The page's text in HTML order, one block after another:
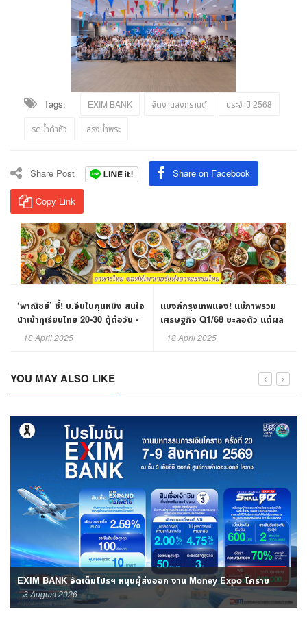
Tags: EXIM BANK จัดงานสงกรานต์ ประจำปี 2568
รดน้ำดำหัว สรงน้ำพระ
Share Post Share on Facebook
Copy Link
‘พาณิชย์’ ชี้! บ.จีนในคุนหมิง สนใจ
นำเข้าทุเรียนไทย 20-30 ตู้ต่อวัน -
จี้! ‘3 สคต.’ ขยายตลาดผลไม้ไทย
ในหลายมณฑลจีน
18 April 2025
แบงก์กรุงเทพแจง! แม้ภาพรวม
เศรษฐกิจ Q1/68 ชะลอตัว แต่ผล
กำไรยังโตเฉียด 20% รวมสูงถึง
1.26 หมื่นลบ.
18 April 2025
YOU MAY ALSO LIKE
EXIM BANK จัดเต็มโปรฯ หนุนผู้ส่งออก งาน Money Expo โคราช
3 August 2026